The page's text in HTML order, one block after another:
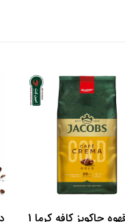
دانه قهوه جاکوبز کافه کرما 1